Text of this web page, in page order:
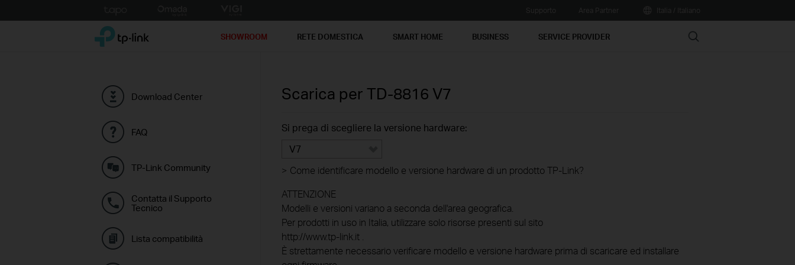
to
TP-Link, Reliably Smart SHOWROOM RETE DOMESTICA SMART HOME BUSINESS SERVICE PROVIDER Search
Download Center
FAQ
TP-Link Community
Contatta il Supporto
Tecnico
Lista compatibilità
Scarica per TD-8816 V7
Si prega di scegliere la versione hardware:
V7
> Come identificare modello e versione hardware di un prodotto TP-Link?
ATTENZIONE
Modelli e versioni variano a seconda dell'area geografica.
Per prodotti in uso in Italia, utilizzare solo risorse presenti sul sito
http://www.tp-link.it .
È strettamente necessario verificare modello e versione hardware prima di scaricare ed installare